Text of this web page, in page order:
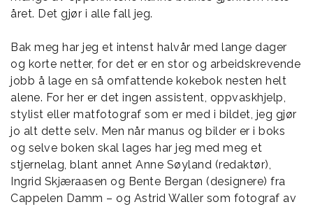
året. Det gjør i alle fall jeg.
Bak meg har jeg et intenst halvår med lange dager
og korte netter, for det er en stor og arbeidskrevende
jobb å lage en så omfattende kokebok nesten helt
alene. For her er det ingen assistent, oppvaskhjelp,
stylist eller matfotograf som er med i bildet, jeg gjør
jo alt dette selv. Men når manus og bilder er i boks
og selve boken skal lages har jeg med meg et
stjernelag, blant annet Anne Søyland (redaktør),
Ingrid Skjæraasen og Bente Bergan (designere) fra
Cappelen Damm – og Astrid Waller som fotograf av